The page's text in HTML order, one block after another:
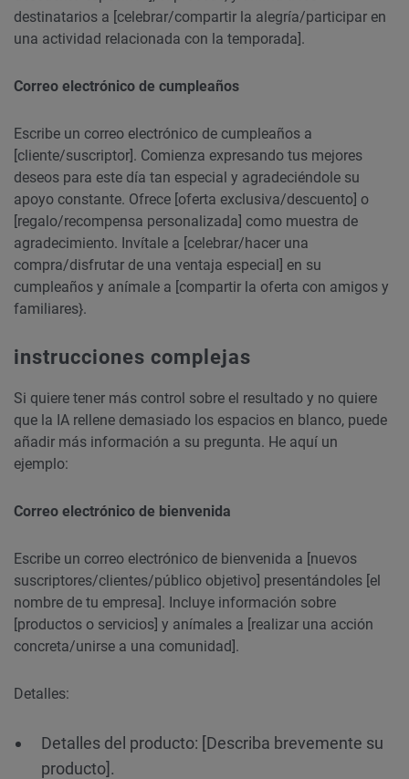
destinatarios a [celebrar/compartir la alegría/participar en
una actividad relacionada con la temporada].
Correo electrónico de cumpleaños
Escribe un correo electrónico de cumpleaños a
[cliente/suscriptor]. Comienza expresando tus mejores
deseos para este día tan especial y agradeciéndole su
apoyo constante. Ofrece [oferta exclusiva/descuento] o
[regalo/recompensa personalizada] como muestra de
agradecimiento. Invítale a [celebrar/hacer una
compra/disfrutar de una ventaja especial] en su
cumpleaños y anímale a [compartir la oferta con amigos y
familiares}.
instrucciones complejas
Si quiere tener más control sobre el resultado y no quiere
que la IA rellene demasiado los espacios en blanco, puede
añadir más información a su pregunta. He aquí un
ejemplo:
Correo electrónico de bienvenida
Escribe un correo electrónico de bienvenida a [nuevos
suscriptores/clientes/público objetivo] presentándoles [el
nombre de tu empresa]. Incluye información sobre
[productos o servicios] y anímales a [realizar una acción
concreta/unirse a una comunidad].
Detalles:
Detalles del producto: [Describa brevemente su
producto].